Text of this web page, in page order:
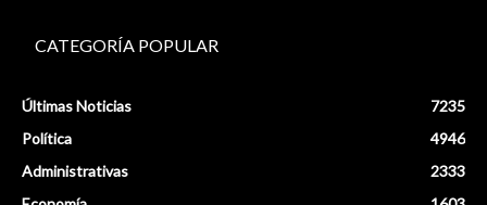
CATEGORÍA POPULAR
Últimas Noticias
7235
Política
4946
Administrativas
2333